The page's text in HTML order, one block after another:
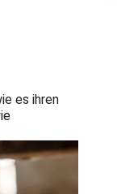
es ihren